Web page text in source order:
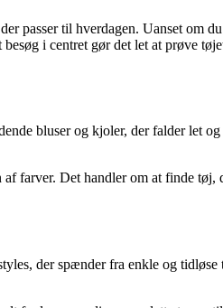
passer til hverdagen. Uanset om
i centret gør det let at prøve
bluser og kjoler, der falder let
farver. Det handler om at finde tøj,
der spænder fra enkle og tidløse